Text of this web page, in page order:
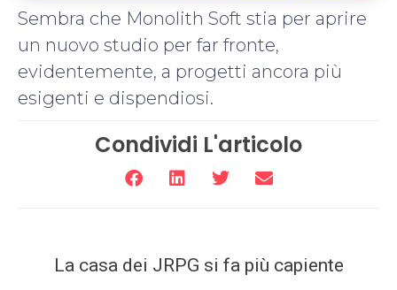
Sembra che Monolith Soft stia per aprire
un nuovo studio per far fronte,
evidentemente, a progetti ancora più
esigenti e dispendiosi.
Condividi L'articolo
La casa dei JRPG si fa più capiente